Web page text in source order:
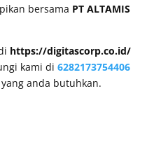
bersama PT ALTAMIS
https://digitascorp.co.id/
kami di 6282173754406
anda butuhkan.